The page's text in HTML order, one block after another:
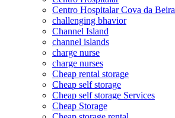
Centro Hospitalar Cova da Beira
challenging bhavior
Channel Island
channel islands
charge nurse
charge nurses
Cheap rental storage
Cheap self storage
Cheap self storage Services
Cheap Storage